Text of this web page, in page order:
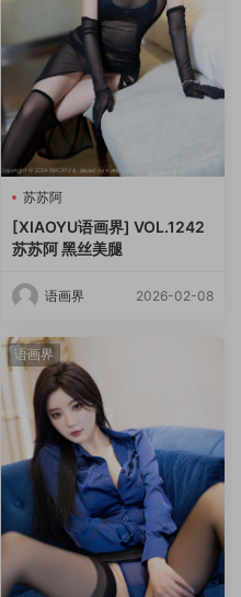
苏苏阿
[XIAOYU语画界] VOL.1242
苏苏阿 黑丝美腿
语画界 2026-02-08
语画界